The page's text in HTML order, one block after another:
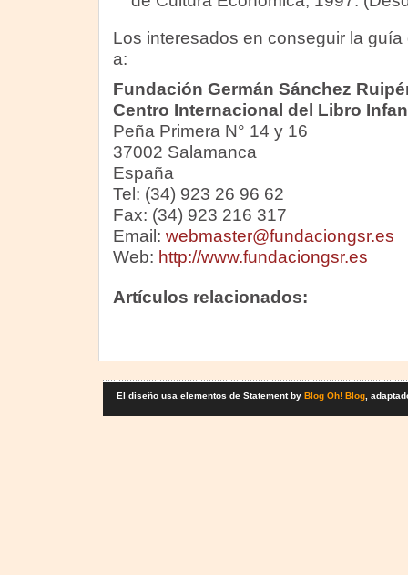
Los interesados en conseguir la
a:
Fundación Germán Sánchez
Centro Internacional del Libro
Peña Primera N° 14 y 16
37002 Salamanca
España
Tel: (34) 923 26 96 62
Fax: (34) 923 216 317
Email: webmaster@fundaciongsr.es
Web: http://www.fundaciongsr.es
Artículos relacionados:
El diseño usa elementos de Statement by Blog Oh! Blog,